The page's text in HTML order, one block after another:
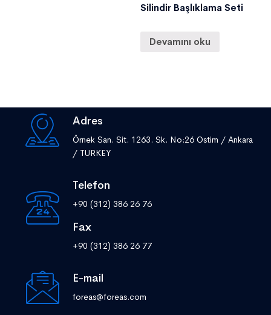
Silindir Başlıklama Seti
Devamını oku
Adres
Örnek San. Sit. 1263. Sk. No:26 Ostim / Ankara
/ TURKEY
Telefon
+90 (312) 386 26 76
Fax
+90 (312) 386 26 77
E-mail
foreas@foreas.com